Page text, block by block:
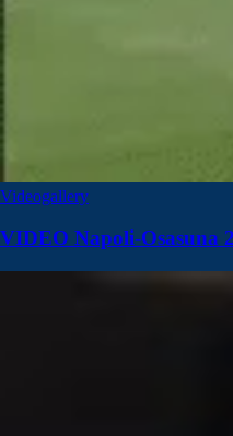
Videogallery
VIDEO Napoli-Osasuna